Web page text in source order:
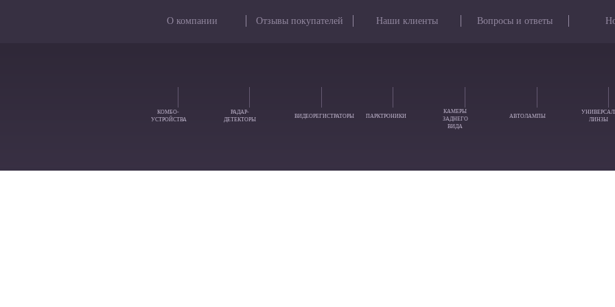
О компании Отзывы покупателей Наши клиенты Вопросы и ответы
КОМБО-
УСТРОЙСТВА
РАДАР-
ДЕТЕКТОРЫ
ВИДЕОРЕГИСТРАТОРЫ ПАРКТРОНИКИ
КАМЕРЫ
ЗАДНЕГО
ВИДА
АВТОЛАМПЫ
ЛИНЗЫ